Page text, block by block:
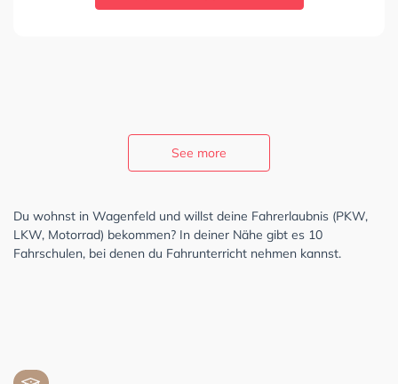
See more
Du wohnst in Wagenfeld und willst deine Fahrerlaubnis (PKW,
LKW, Motorrad) bekommen? In deiner Nähe gibt es 10
Fahrschulen, bei denen du Fahrunterricht nehmen kannst.